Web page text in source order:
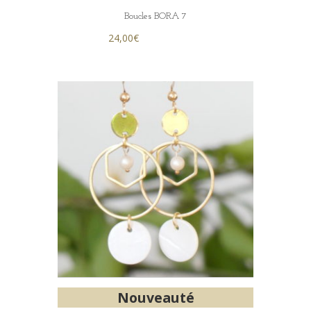
Boucles BORA 7
24,00€
Nouveauté